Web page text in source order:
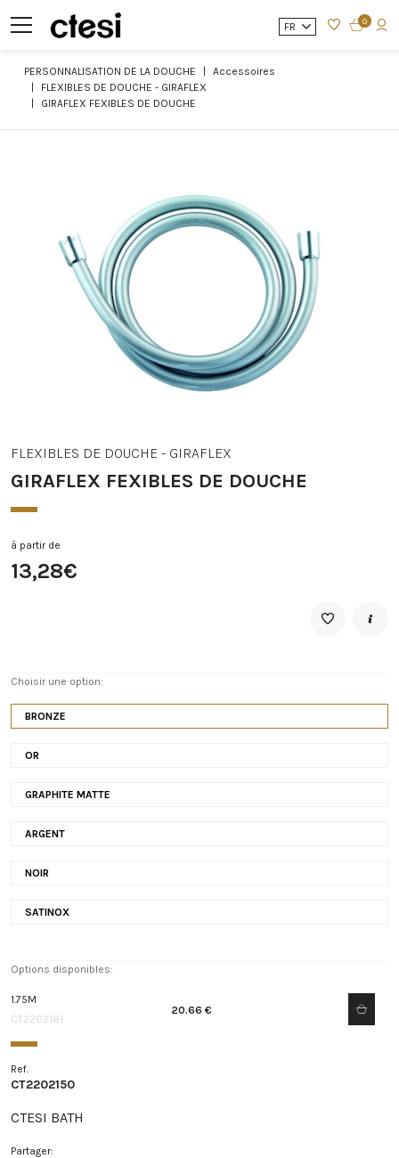
FR 0
PERSONNALISATION DE LA DOUCHE
Accessoires
FLEXIBLES DE DOUCHE - GIRAFLEX
GIRAFLEX FEXIBLES DE DOUCHE
FLEXIBLES DE DOUCHE - GIRAFLEX
GIRAFLEX FEXIBLES DE DOUCHE
à partir de
13,28€
Choisir une option:
BRONZE
OR
GRAPHITE MATTE
ARGENT
NOIR
SATINOX
Options disponibles:
1.75M
CT2202181
20.66 €
Ref.
CT2202150
CTESI BATH
Partager: